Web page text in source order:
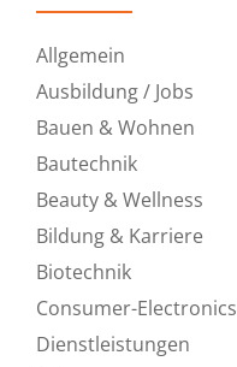
Allgemein
Ausbildung / Jobs
Bauen & Wohnen
Bautechnik
Beauty & Wellness
Bildung & Karriere
Biotechnik
Consumer-Electronics
Dienstleistungen